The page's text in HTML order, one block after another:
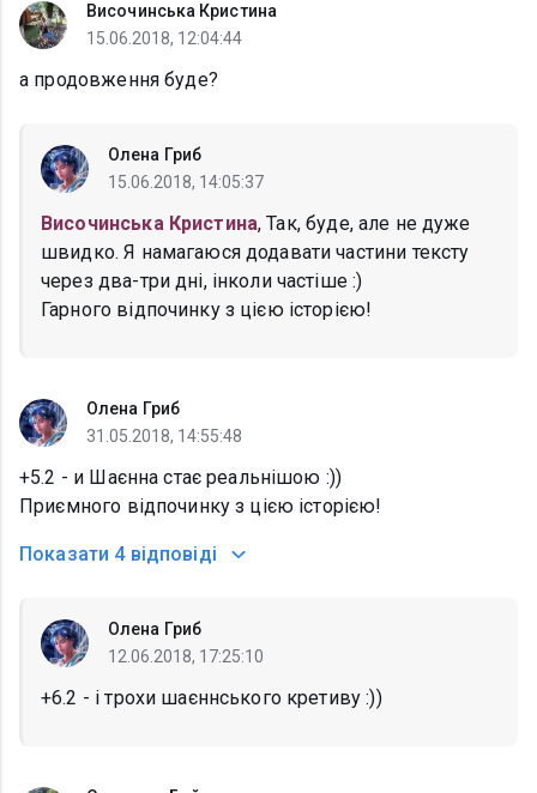
Височинська Кристина
15.06.2018, 12:04:44
а продовження буде?
Олена Гриб
15.06.2018, 14:05:37
Височинська Кристина, Так, буде, але не дуже
швидко. Я намагаюся додавати частини тексту
через два-три дні, інколи частіше :)
Гарного відпочинку з цією історією!
Олена Гриб
31.05.2018, 14:55:48
+5.2 - и Шаєнна стає реальнішою :))
Приємного відпочинку з цією історією!
Показати 4 відповіді
Олена Гриб
12.06.2018, 17:25:10
+6.2 - і трохи шаєннського кретиву :))